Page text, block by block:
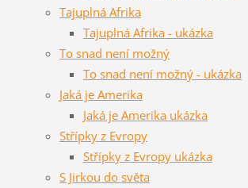
Tajuplná Afrika
Tajuplná Afrika - ukázka
To snad není možný
To snad není možný - ukázka
Jaká je Amerika
Jaká je Amerika ukázka
Střípky z Evropy
Střípky z Evropy ukázka
S Jirkou do světa